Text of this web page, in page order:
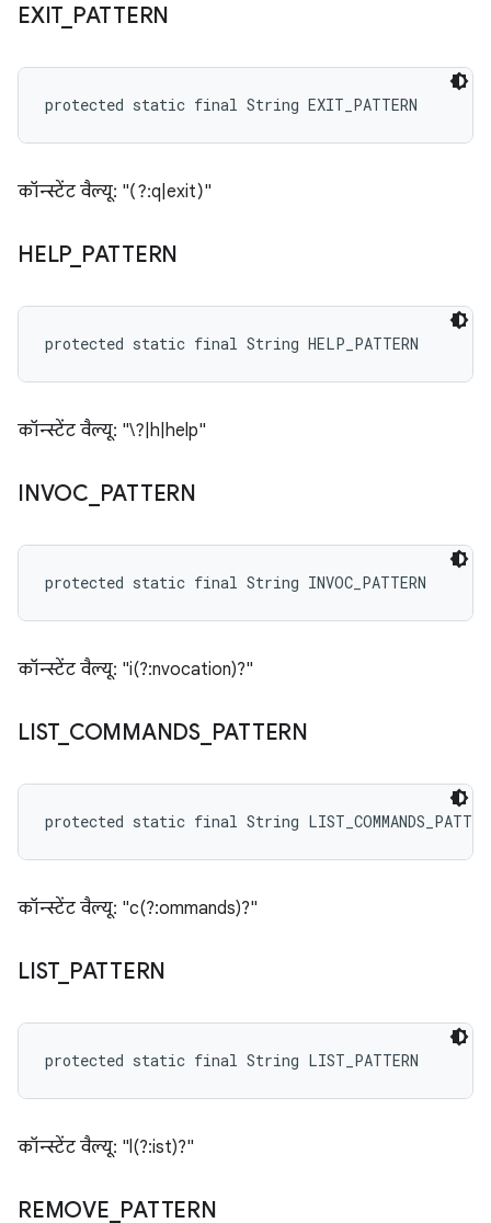
EXIT_ PATTERN
protected static final String EXIT_PATTERN
कॉन्स्टेंट वैल्यू: "(?:q|exit)"
HELP_ PATTERN
protected static final String HELP_PATTERN
कॉन्स्टेंट वैल्यू: "\?|h|help"
INVOC PATTERN
protected static final String INVOC_PATTERN
कॉन्स्टेंट वैल्यू: "i(?:nvocation)?"
LIST_ COMMANDS_ PATTERN
protected static final String
कॉन्स्टेंट वैल्यू: "c(?:ommands)?"
LIST_ PATTERN
protected static final String LIST_PATTERN
कॉन्स्टेंट वैल्यू: "l(?:ist)?"
REMOVE PATTERN